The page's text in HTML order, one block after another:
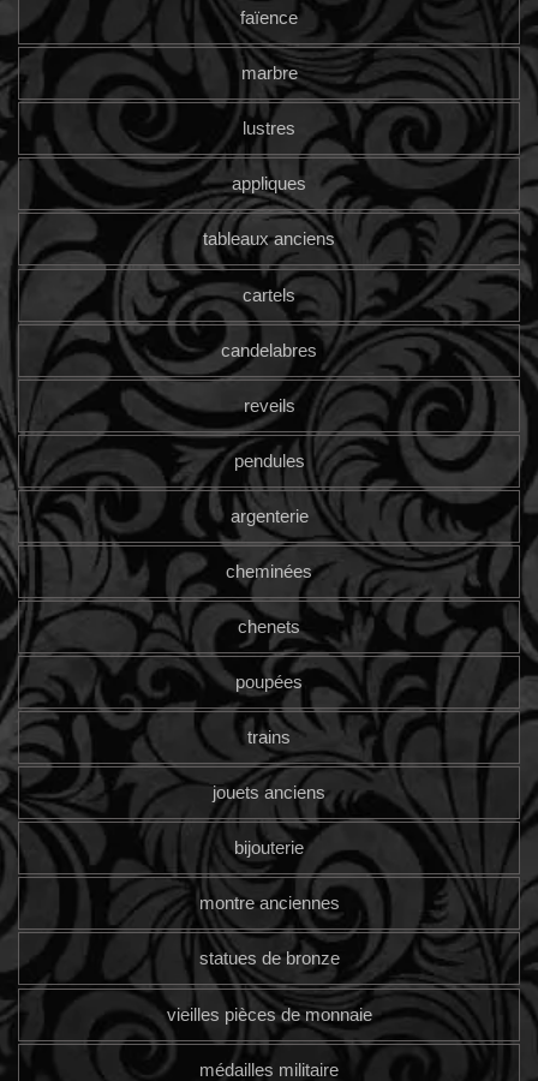
faïence
marbre
lustres
appliques
tableaux anciens
cartels
candelabres
reveils
pendules
argenterie
cheminées
chenets
poupées
trains
jouets anciens
bijouterie
montre anciennes
statues de bronze
vieilles pièces de monnaie
médailles militaire